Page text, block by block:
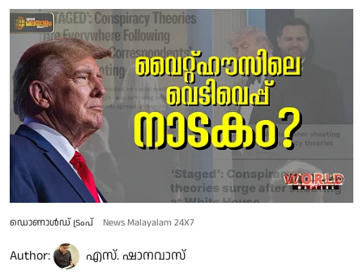
ഡൊണാള്‍ഡ് ട്രംപ് News Malayalam 24X7
Author: എസ്. ഷാനവാസ്